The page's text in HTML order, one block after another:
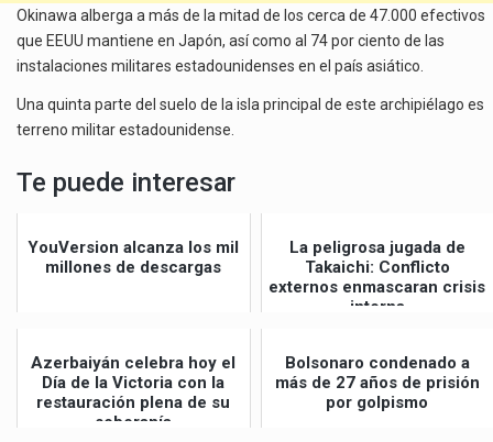
Okinawa alberga a más de la mitad de los cerca de 47.000 efectivos
que EEUU mantiene en Japón, así como al 74 por ciento de las
instalaciones militares estadounidenses en el país asiático.
Una quinta parte del suelo de la isla principal de este archipiélago es
terreno militar estadounidense.
Te puede interesar
YouVersion alcanza los mil
millones de descargas
La peligrosa jugada de
Takaichi: Conflicto
externos enmascaran crisis
interna
Azerbaiyán celebra hoy el
Día de la Victoria con la
restauración plena de su
soberanía
Bolsonaro condenado a
más de 27 años de prisión
por golpismo